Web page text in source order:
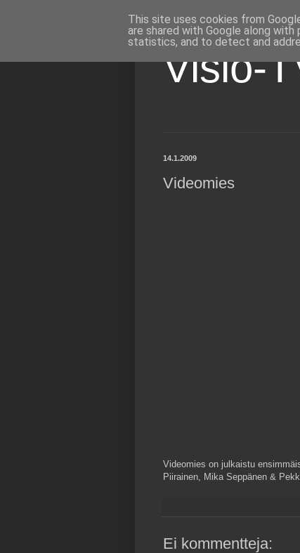
Visio-
14.1.2009
Videomies
Videomies on julkaistu
Piirainen, Mika Seppänen &
Ei kommentteja:
This site uses cookies from
are shared with Google along
statistics, and to detect and